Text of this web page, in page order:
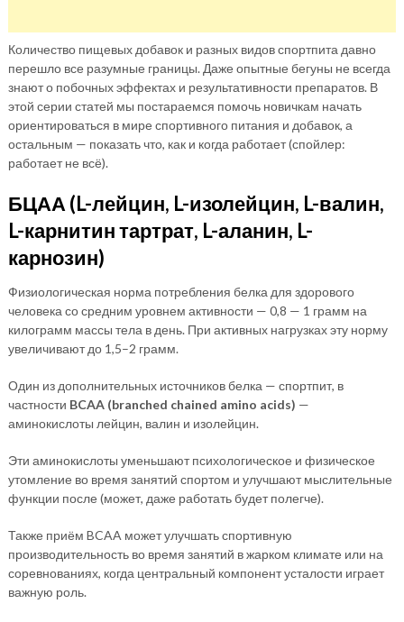
Количество пищевых добавок и разных видов спортпита давно
перешло все разумные границы. Даже опытные бегуны не всегда
знают о побочных эффектах и результативности препаратов. В
этой серии статей мы постараемся помочь новичкам начать
ориентироваться в мире спортивного питания и добавок, а
остальным — показать что, как и когда работает (спойлер:
работает не всё).
БЦАА (L-лейцин, L-изолейцин, L-валин,
L-карнитин тартрат, L-аланин, L-
карнозин)
Физиологическая норма потребления белка для здорового
человека со средним уровнем активности — 0,8 — 1 грамм на
килограмм массы тела в день. При активных нагрузках эту норму
увеличивают до 1,5–2 грамм.
Один из дополнительных источников белка — спортпит, в
частности BCAA (branched chained amino acids) —
аминокислоты лейцин, валин и изолейцин.
Эти аминокислоты уменьшают психологическое и физическое
утомление во время занятий спортом и улучшают мыслительные
функции после (может, даже работать будет полегче).
Также приём BCAA может улучшать спортивную
производительность во время занятий в жарком климате или на
соревнованиях, когда центральный компонент усталости играет
важную роль.